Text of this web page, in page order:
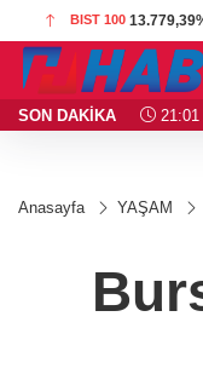
BIST 100 13.779,39
SON DAKİKA 21:01
Anasayfa YAŞAM